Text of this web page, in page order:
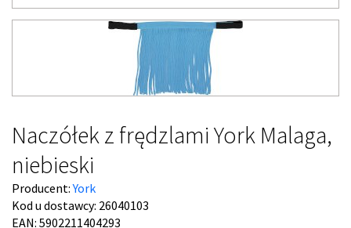
Naczółek z frędzlami York Malaga,
niebieski
Producent:York
Kod u dostawcy: 26040103
EAN: 5902211404293